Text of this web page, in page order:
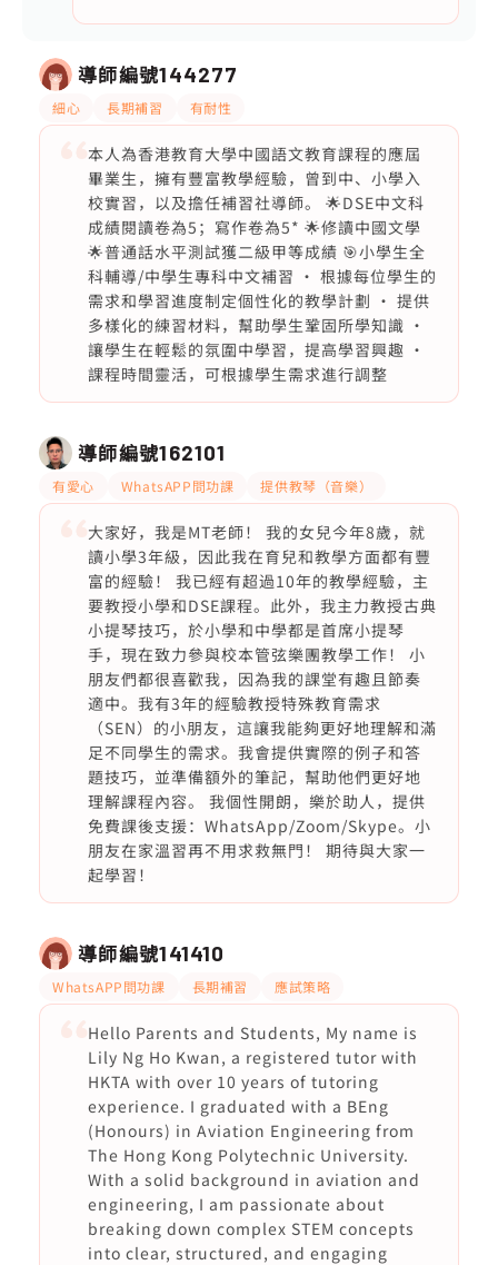
導師編號144277
細心 長期補習 有耐性
本人為香港教育大學中國語文教育課程的應屆
畢業生，擁有豐富教學經驗，曾到中、小學入
校實習，以及擔任補習社導師。 🌟DSE中文科
成績閱讀卷為5；寫作卷為5* 🌟修讀中國文學
🌟普通話水平測試獲二級甲等成績 🎯小學生全
科輔導/中學生專科中文補習 · 根據每位學生的
需求和學習進度制定個性化的教學計劃 · 提供
多樣化的練習材料，幫助學生鞏固所學知識 ·
讓學生在輕鬆的氛圍中學習，提高學習興趣 ·
課程時間靈活，可根據學生需求進行調整
導師編號162101
有愛心 WhatsAPP問功課 提供教琴（音樂）
大家好，我是MT老師！ 我的女兒今年8歲，就
讀小學3年級，因此我在育兒和教學方面都有豐
富的經驗！ 我已經有超過10年的教學經驗，主
要教授小學和DSE課程。此外，我主力教授古典
小提琴技巧，於小學和中學都是首席小提琴
手，現在致力參與校本管弦樂團教學工作！ 小
朋友們都很喜歡我，因為我的課堂有趣且節奏
適中。我有3年的經驗教授特殊教育需求
（SEN）的小朋友，這讓我能夠更好地理解和滿
足不同學生的需求。我會提供實際的例子和答
題技巧，並準備額外的筆記，幫助他們更好地
理解課程內容。 我個性開朗，樂於助人，提供
免費課後支援：WhatsApp/Zoom/Skype。小
朋友在家溫習再不用求救無門！ 期待與大家一
起學習！
導師編號141410
WhatsAPP問功課 長期補習 應試策略
Hello Parents and Students, My name is
Lily Ng Ho Kwan, a registered tutor with
HKTA with over 10 years of tutoring
experience. I graduated with a BEng
(Honours) in Aviation Engineering from
The Hong Kong Polytechnic University.
With a solid background in aviation and
engineering, I am passionate about
breaking down complex STEM concepts
into clear, structured, and engaging